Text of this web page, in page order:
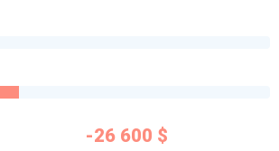
-26 600 $